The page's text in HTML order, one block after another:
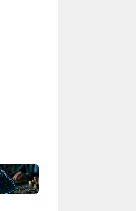
inteligence? Slavný investor